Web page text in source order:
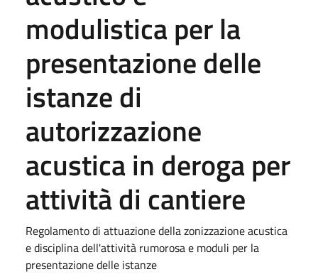
modulistica per la
presentazione delle
istanze di
autorizzazione
acustica in deroga per
attività di cantiere
Regolamento di attuazione della zonizzazione acustica
e disciplina dell'attività rumorosa e moduli per la
presentazione delle istanze